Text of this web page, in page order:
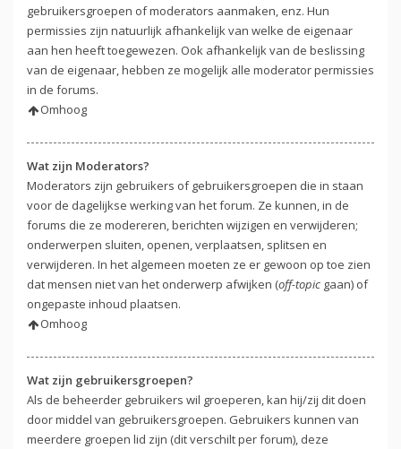
gebruikersgroepen of moderators aanmaken, enz. Hun
permissies zijn natuurlijk afhankelijk van welke de eigenaar
aan hen heeft toegewezen. Ook afhankelijk van de beslissing
van de eigenaar, hebben ze mogelijk alle moderator permissies
in de forums.
Omhoog
Wat zijn Moderators?
Moderators zijn gebruikers of gebruikersgroepen die in staan
voor de dagelijkse werking van het forum. Ze kunnen, in de
forums die ze modereren, berichten wijzigen en verwijderen;
onderwerpen sluiten, openen, verplaatsen, splitsen en
verwijderen. In het algemeen moeten ze er gewoon op toe zien
dat mensen niet van het onderwerp afwijken (off-topic gaan) of
ongepaste inhoud plaatsen.
Omhoog
Wat zijn gebruikersgroepen?
Als de beheerder gebruikers wil groeperen, kan hij/zij dit doen
door middel van gebruikersgroepen. Gebruikers kunnen van
meerdere groepen lid zijn (dit verschilt per forum), deze